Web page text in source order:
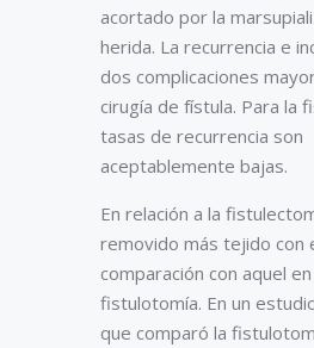
acortado por la
herida. La recurrencia e
dos complicaciones
cirugía de fístula. Para la
tasas de recurrencia son
aceptablemente bajas.
En relación a la
removido más tejido con
comparación con aquel en
fistulotomía. En un
que comparó la